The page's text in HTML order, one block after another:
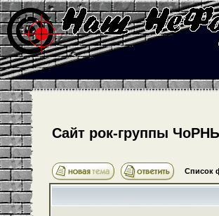
Cайт рок-группы
Список